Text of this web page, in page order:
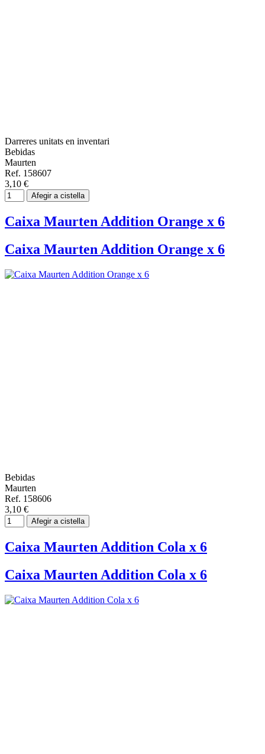
Darreres unitats en inventari
Bebidas
Maurten
Ref. 158607
3,10 €
Afegir a cistella
Caixa Maurten Addition Orange x 6
Caixa Maurten Addition Orange x 6
Bebidas
Maurten
Ref. 158606
3,10 €
Afegir a cistella
Caixa Maurten Addition Cola x 6
Caixa Maurten Addition Cola x 6